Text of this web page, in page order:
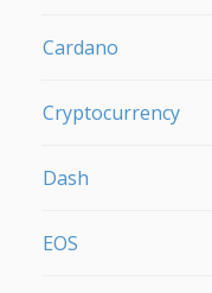
Cardano
Cryptocurrency
Dash
EOS